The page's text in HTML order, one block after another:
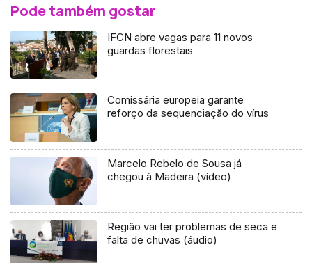
Pode também gostar
IFCN abre vagas para 11 novos
guardas florestais
Comissária europeia garante
reforço da sequenciação do vírus
Marcelo Rebelo de Sousa já
chegou à Madeira (vídeo)
Região vai ter problemas de seca e
falta de chuvas (áudio)